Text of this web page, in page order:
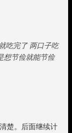
吃完了 两口子吃
想节俭就能节俭
楚。后面继续计